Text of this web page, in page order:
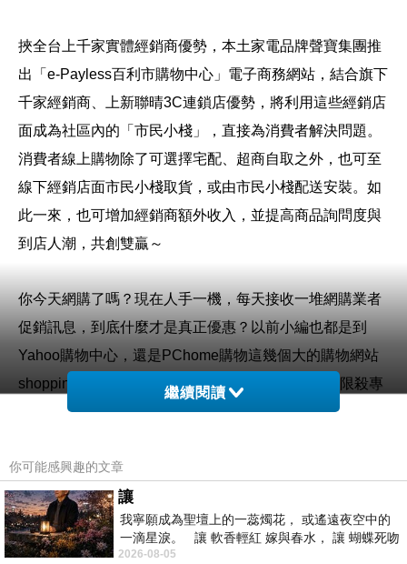
挾全台上千家實體經銷商優勢，本土家電品牌聲寶集團推
出「e-Payless百利市購物中心」電子商務網站，結合旗下
千家經銷商、上新聯晴3C連鎖店優勢，將利用這些經銷店
面成為社區內的「市民小棧」，直接為消費者解決問題。
消費者線上購物除了可選擇宅配、超商自取之外，也可至
線下經銷店面市民小棧取貨，或由市民小棧配送安裝。如
此一來，也可增加經銷商額外收入，並提高商品詢問度與
到店人潮，共創雙贏～
你今天網購了嗎？現在人手一機，每天接收一堆網購業者
促銷訊息，到底什麼才是真正優惠？以前小編也都是到
Yahoo購物中心，還是PChome購物這幾個大的購物網站
shopping，最近發現「百利市購物中心」規畫每日限殺專
區，精選熱門話題商品每日黃金促銷24小時提供「超殺
購買3C商品，除了考量價格以外，售後服務也是很重要
的，【e-payless 百利市購物中心】聲寶集團擁有全台密
集的實體門市，讓你不用擔心後續的維修問題，不然縱使
繼續閱讀
你可能感興趣的文章
讓
我寧願成為聖壇上的一蕊燭花， 或遙遠夜空中的
一滴星淚。 讓 軟香輕紅 嫁與春水， 讓 蝴蝶死吻
夏日最後一瓣玫瑰， 讓
2026-08-05